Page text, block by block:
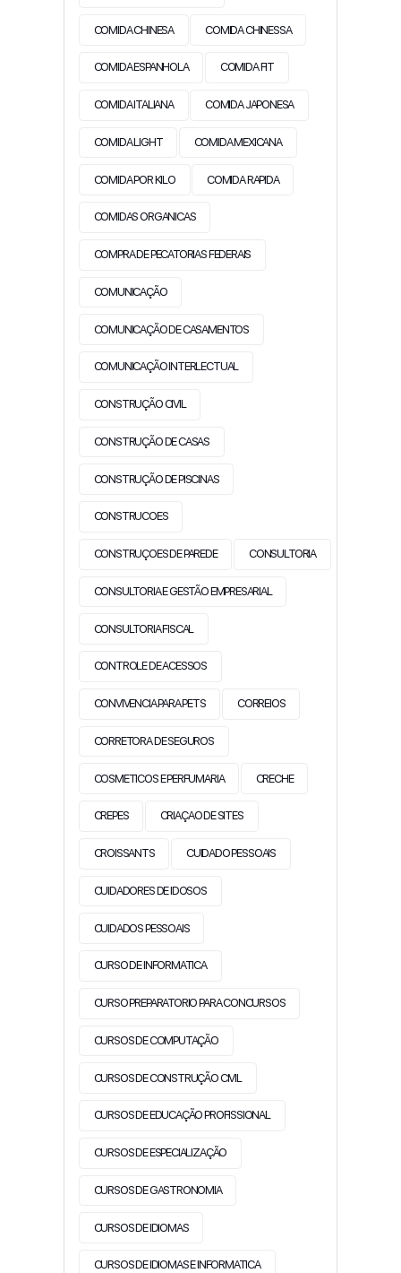
COMIDA CHINESA COMIDA CHINESSA
COMIDA ESPANHOLA COMIDA FIT
COMIDA ITALIANA COMIDA JAPONESA
COMIDA LIGHT COMIDA MEXICANA
COMIDA POR KILO COMIDA RAPIDA
COMIDAS ORGANICAS
COMPRA DE PECATORIAS FEDERAIS
COMUNICAÇÃO
COMUNICAÇÃO DE CASAMENTOS
COMUNICAÇÃO INTERLECTUAL
CONSTRUÇÃO CIVIL
CONSTRUÇÃO DE CASAS
CONSTRUÇÃO DE PISCINAS
CONSTRUCOES
CONSTRUÇOES DE PAREDE CONSULTORIA
CONSULTORIA E GESTÃO EMPRESARIAL
CONSULTORIA FISCAL
CONTROLE DE ACESSOS
CONVIVENCIA PARA PETS CORREIOS
CORRETORA DE SEGUROS
COSMETICOS E PERFUMARIA CRECHE
CREPES CRIAÇAO DE SITES
CROISSANTS CUIDADO PESSOAIS
CUIDADORES DE IDOSOS
CUIDADOS PESSOAIS
CURSO DE INFORMATICA
CURSO PREPARATORIO PARA CONCURSOS
CURSOS DE COMPUTAÇÃO
CURSOS DE CONSTRUÇÃO CIVIL
CURSOS DE EDUCAÇÃO PROFISSIONAL
CURSOS DE ESPECIALIZAÇÃO
CURSOS DE GASTRONOMIA
CURSOS DE IDIOMAS
CURSOS DE IDIOMAS E INFORMATICA